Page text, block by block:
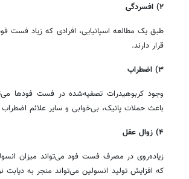
۲) افسردگی
قرار دارند.
۳) اضطراب
وجود کربوهیدرات تصفیه‌شده در فست فودها
باعث حملات پانیک، بی‌خوابی و سایر علائم
۴) زوال عقل
زیاده‌روی در مصرف فست فود می‌تواند میزان